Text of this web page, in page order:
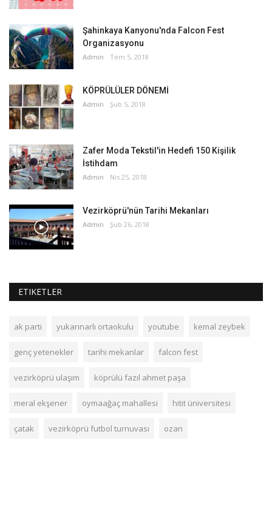
Şahinkaya Kanyonu'nda Falcon Fest
Organizasyonu
Admin Tem 5, 2018
KÖPRÜLÜLER DÖNEMİ
Admin Şub 5, 2018
Zafer Moda Tekstil'in Hedefi 150 Kişilik
İstihdam
Admin Nis 25, 2018
Vezirköprü'nün Tarihi Mekanları
Admin Şub 26, 2018
ETIKETLER
ak parti yukarınarlı ortaokulu youtube kemal zeybek
genç yetenekler tarihi mekanlar falcon fest
vezirköprü ulaşım köprülü fazıl ahmet paşa
meral ekşener oymaağaç mahallesi hitit üniversitesi
çatak vezirköprü futbol turnuvası ozan